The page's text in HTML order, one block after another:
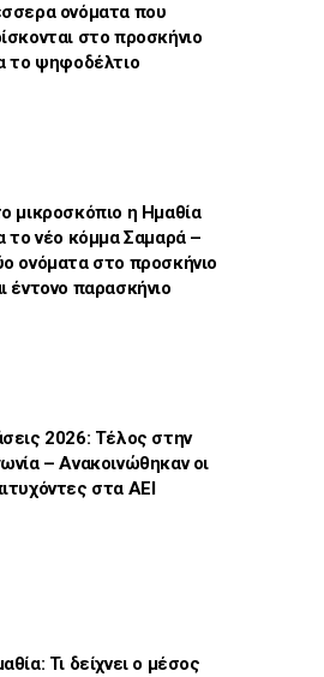
ονόματα που
στο προσκήνιο
το ψηφοδέλτιο
μικροσκόπιο η Ημαθία
το νέο κόμμα Σαμαρά –
ονόματα στο προσκήνιο
έντονο παρασκήνιο
2026: Τέλος στην
– Ανακοινώθηκαν οι
στα ΑΕΙ
Τι δείχνει ο μέσος